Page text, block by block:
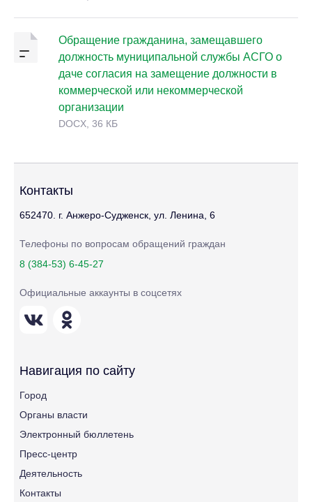
Обращение гражданина, замещавшего
должность муниципальной службы АСГО о
даче согласия на замещение должности в
коммерческой или некоммерческой
организации
DOCX, 36 КБ
Контакты
652470. г. Анжеро-Судженск, ул. Ленина, 6
Телефоны по вопросам обращений граждан
8 (384-53) 6-45-27
Официальные аккаунты в соцсетях
Навигация по сайту
Город
Органы власти
Электронный бюллетень
Пресс-центр
Деятельность
Контакты